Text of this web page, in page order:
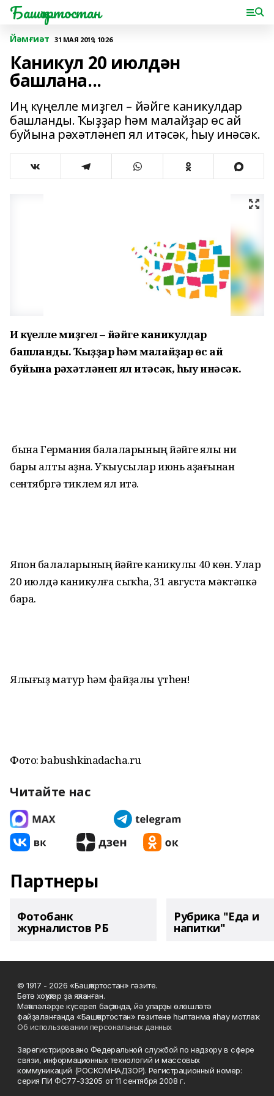
Башҡортостан
Йәмғиәт 31 МАЯ 2019, 10:26
Каникул 20 июлдән
башлана...
Иң күңелле миҙгел – йәйге каникулдар
башланды. Ҡыҙҙар һәм малайҙар өс ай
буйына рәхәтләнеп ял итәсәк, һыу инәсәк.
Иң күңелле миҙгел – йәйге каникулдар
башланды. Ҡыҙҙар һәм малайҙар өс ай
буйына рәхәтләнеп ял итәсәк, һыу инәсәк.
Ә бына Германия балаларының йәйге ялы ни
бары алты аҙна. Уҡыусылар июнь аҙағынан
сентябргә тиклем ял итә.
Япон балаларының йәйге каникулы 40 көн. Улар
20 июлдә каникулға сыҡһа, 31 августа мәктәпкә
бара.
Ялығыҙ матур һәм файҙалы үтһен!
Фото: babushkinadacha.ru
Читайте нас
Партнеры
Фотобанк
журналистов РБ
Рубрика "Еда и
напитки"
© 1917 - 2026 «Башҡортостан» гәзите.
Бөтә хоҡуҡтар ҙа яҡланған.
Мәҡәләләрҙе күсереп баҫҡанда, йә уларҙы өлөшләтә
файҙаланғанда «Башҡортостан» гәзитенә һылтанма яһау мотлаҡ.
Об использовании персональных данных
Зарегистрировано Федеральной службой по надзору в сфере
связи, информационных технологий и массовых
коммуникаций (РОСКОМНАДЗОР). Регистрационный номер:
серия ПИ ФС77-33205 от 11 сентября 2008 г.